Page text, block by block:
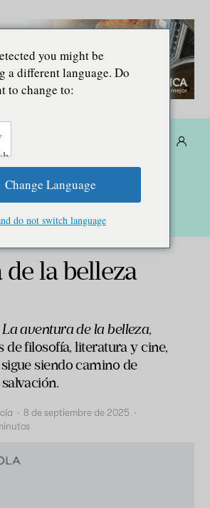
de la belleza
La aventura de la belleza,
de filosofía, literatura y cine,
siendo camino de
· 8 de septiembre de 2025 ·
you might be
a different language. Do
to change to:
Change Language
do not switch language